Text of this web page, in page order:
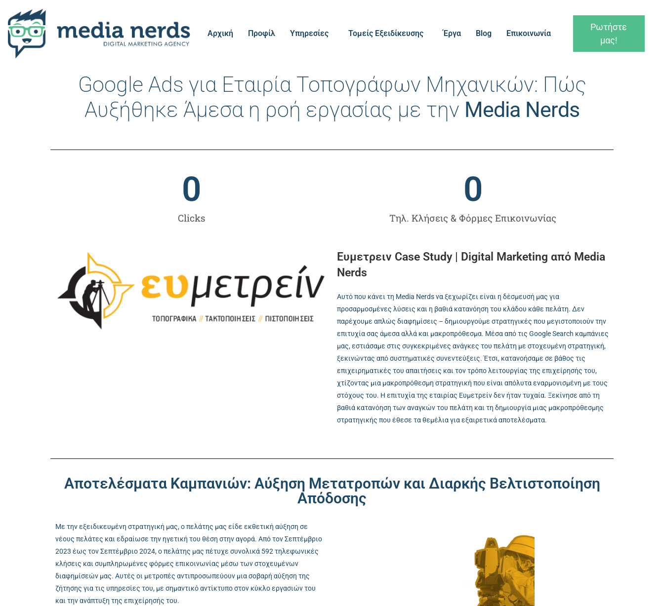
Αρχική Προφίλ Υπηρεσίες Τομείς Εξειδίκευσης Έργα Blog Επικοινωνία
Ρωτήστε
μας!
Google Ads για Εταιρία Τοπογράφων Μηχανικών: Πώς
Αυξήθηκε Άμεσα η ροή εργασίας με την Media Nerds
Clicks
0
Τηλ. Κλήσεις & Φόρμες Επικοινωνίας
0
Ευμετρειν Case Study | Digital Marketing από Media
Nerds
Αυτό που κάνει τη Media Nerds να ξεχωρίζει είναι η δέσμευσή μας για
προσαρμοσμένες λύσεις και η βαθιά κατανόηση του κλάδου κάθε πελάτη. Δεν
παρέχουμε απλώς διαφημίσεις – δημιουργούμε στρατηγικές που μεγιστοποιούν την
επιτυχία σας άμεσα αλλά και μακροπρόθεσμα. Μέσα από τις Google Search καμπάνιες
μας, εστιάσαμε στις συγκεκριμένες ανάγκες του πελάτη με στοχευμένη στρατηγική,
ξεκινώντας από συστηματικές συνεντεύξεις. Έτσι, κατανοήσαμε σε βάθος τις
επιχειρηματικές του απαιτήσεις και τον τρόπο λειτουργίας της επιχείρησής του,
χτίζοντας μια μακροπρόθεσμη στρατηγική που είναι απόλυτα εναρμονισμένη με τους
στόχους του. Η επιτυχία της εταιρίας Ευμετρείν δεν ήταν τυχαία. Ξεκίνησε από τη
βαθιά κατανόηση των αναγκών του πελάτη και τη δημιουργία μιας μακροπρόθεσμης
στρατηγικής που έθεσε τα θεμέλια για εξαιρετικά αποτελέσματα.
Αποτελέσματα Καμπανιών: Αύξηση Μετατροπών και Διαρκής Βελτιστοποίηση
Απόδοσης
Με την εξειδικευμένη στρατηγική μας, ο πελάτης μας είδε εκθετική αύξηση σε
νέους πελάτες και εδραίωσε την ηγετική του θέση στην αγορά. Από τον Σεπτέμβριο
2023 έως τον Σεπτέμβριο 2024, ο πελάτης μας πέτυχε συνολικά 592 τηλεφωνικές
κλήσεις και συμπληρωμένες φόρμες επικοινωνίας μέσω των στοχευμένων
διαφημίσεών μας. Αυτές οι μετροπές αντιπροσωπεύουν μια σοβαρή αύξηση της
ζήτησης για τις υπηρεσίες του, με σημαντικό αντίκτυπο στον κύκλο εργασιών του
και την ανάπτυξη της επιχείρησής του.